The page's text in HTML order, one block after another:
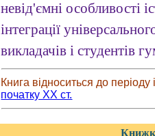
невід'ємні особливості
інтеграції
викладачів і студентів
Книга відноситься до періоду
початку XX ст.